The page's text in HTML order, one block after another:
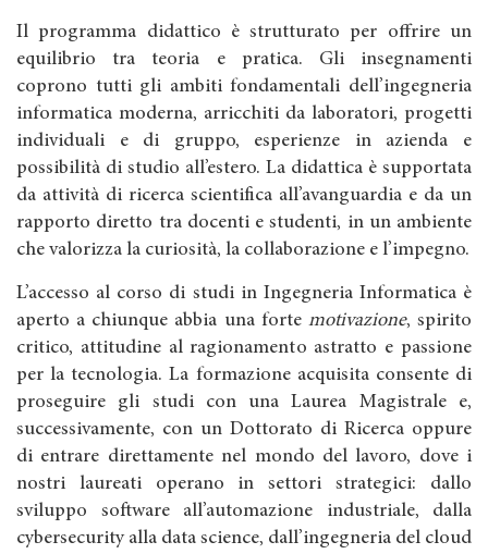
Il programma didattico è strutturato per offrire un
equilibrio tra teoria e pratica. Gli insegnamenti
coprono tutti gli ambiti fondamentali dell’ingegneria
informatica moderna, arricchiti da laboratori, progetti
individuali e di gruppo, esperienze in azienda e
possibilità di studio all’estero. La didattica è supportata
da attività di ricerca scientifica all’avanguardia e da un
rapporto diretto tra docenti e studenti, in un ambiente
che valorizza la curiosità, la collaborazione e l’impegno.
L’accesso al corso di studi in Ingegneria Informatica è
aperto a chiunque abbia una forte motivazione, spirito
critico, attitudine al ragionamento astratto e passione
per la tecnologia. La formazione acquisita consente di
proseguire gli studi con una Laurea Magistrale e,
successivamente, con un Dottorato di Ricerca oppure
di entrare direttamente nel mondo del lavoro, dove i
nostri laureati operano in settori strategici: dallo
sviluppo software all’automazione industriale, dalla
cybersecurity alla data science, dall’ingegneria del cloud